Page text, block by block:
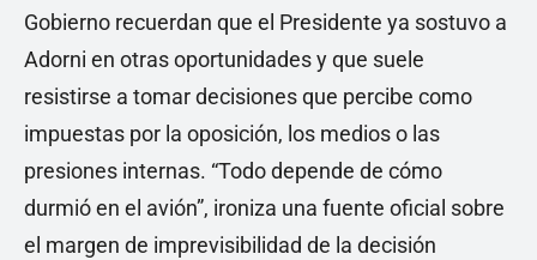
Gobierno recuerdan que el Presidente ya sostuvo a
Adorni en otras oportunidades y que suele
resistirse a tomar decisiones que percibe como
impuestas por la oposición, los medios o las
presiones internas. “Todo depende de cómo
durmió en el avión”, ironiza una fuente oficial sobre
el margen de imprevisibilidad de la decisión